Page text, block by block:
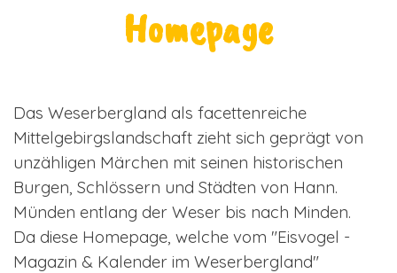
Homepage
Das Weserbergland als facettenreiche
Mittelgebirgslandschaft zieht sich geprägt von
unzähligen Märchen mit seinen historischen
Burgen, Schlössern und Städten von Hann.
Münden entlang der Weser bis nach Minden.
Da diese Homepage, welche vom "Eisvogel -
Magazin & Kalender im Weserbergland"